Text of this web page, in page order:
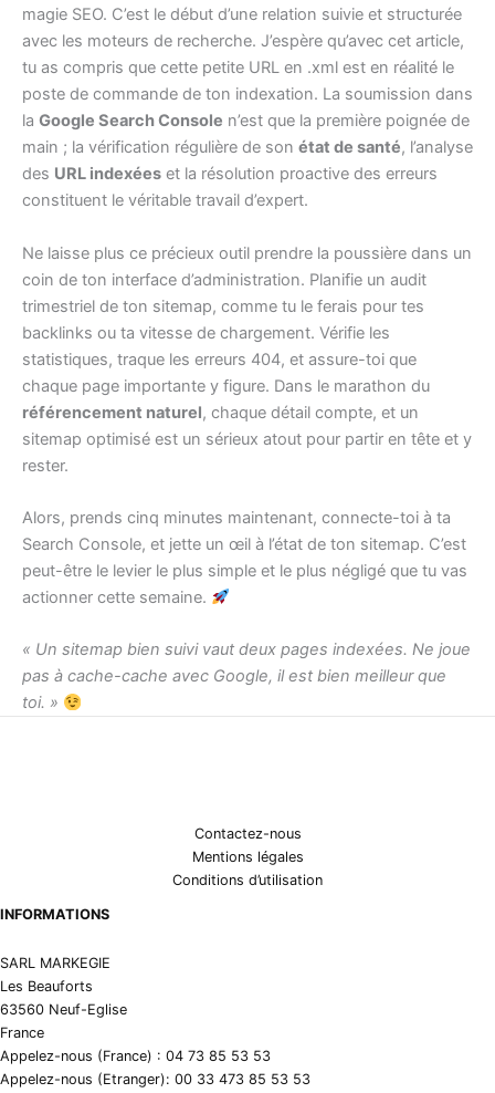
magie SEO. C’est le début d’une relation suivie et structurée
avec les moteurs de recherche. J’espère qu’avec cet article,
tu as compris que cette petite URL en .xml est en réalité le
poste de commande de ton indexation. La soumission dans
la Google Search Console n’est que la première poignée de
main ; la vérification régulière de son état de santé, l’analyse
des URL indexées et la résolution proactive des erreurs
constituent le véritable travail d’expert.
Ne laisse plus ce précieux outil prendre la poussière dans un
coin de ton interface d’administration. Planifie un audit
trimestriel de ton sitemap, comme tu le ferais pour tes
backlinks ou ta vitesse de chargement. Vérifie les
statistiques, traque les erreurs 404, et assure-toi que
chaque page importante y figure. Dans le marathon du
référencement naturel, chaque détail compte, et un
sitemap optimisé est un sérieux atout pour partir en tête et y
rester.
Alors, prends cinq minutes maintenant, connecte-toi à ta
Search Console, et jette un œil à l’état de ton sitemap. C’est
peut-être le levier le plus simple et le plus négligé que tu vas
actionner cette semaine.
« Un sitemap bien suivi vaut deux pages indexées. Ne joue
pas à cache-cache avec Google, il est bien meilleur que
toi. »
Contactez-nous
Mentions légales
Conditions d’utilisation
INFORMATIONS
SARL MARKEGIE
Les Beauforts
63560 Neuf-Eglise
France
Appelez-nous (France) : 04 73 85 53 53
Appelez-nous (Etranger): 00 33 473 85 53 53